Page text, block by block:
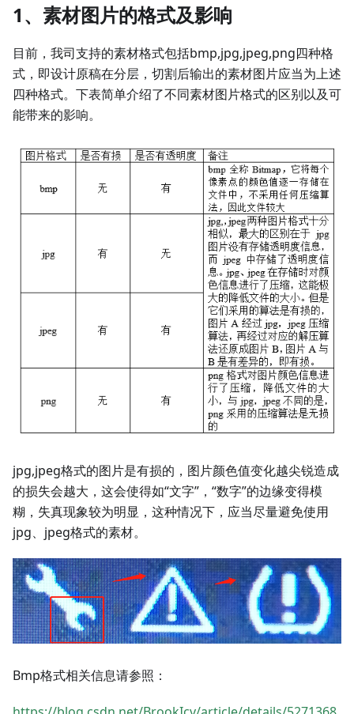
1、素材图片的格式及影响
目前，我司支持的素材格式包括bmp,jpg,jpeg,png四种格
式，即设计原稿在分层，切割后输出的素材图片应当为上述
四种格式。下表简单介绍了不同素材图片格式的区别以及可
能带来的影响。
jpg,jpeg格式的图片是有损的，图片颜色值变化越尖锐造成
的损失会越大，这会使得如“文字”，“数字”的边缘变得模
糊，失真现象较为明显，这种情况下，应当尽量避免使用
jpg、jpeg格式的素材。
Bmp格式相关信息请参照：